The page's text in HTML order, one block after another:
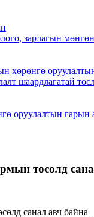
зарлагын
хөрөнгө
шаардлагатай
оруулалтын гарын
төсөлд